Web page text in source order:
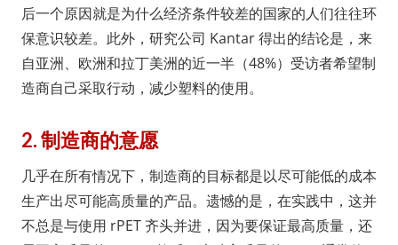
后一个原因就是为什么经济条件较差的国家的人们往往环
保意识较差。此外，研究公司 Kantar 得出的结论是，来
自亚洲、欧洲和拉丁美洲的近一半（48%）受访者希望制
造商自己采取行动，减少塑料的使用。
2. 制造商的意愿
几乎在所有情况下，制造商的目标都是以尽可能低的成本
生产出尽可能高质量的产品。遗憾的是，在实践中，这并
不总是与使用 rPET 齐头并进，因为要保证最高质量，还